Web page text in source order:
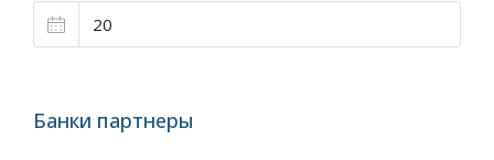
Банки партнеры